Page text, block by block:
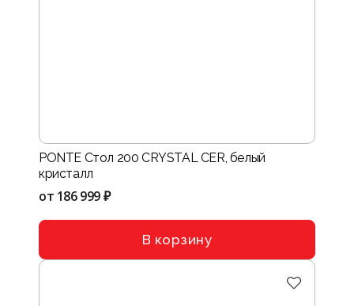
PONTE Стол 200 CRYSTAL CER, белый
кристалл
от 186 999 ₽
В корзину